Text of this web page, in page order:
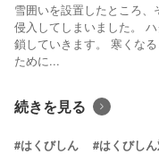
雪囲いを設置したところ
侵入してしまいました。
鎖していきます。 寒くな
ために...
続きを見る
#はくびしん #はくびし